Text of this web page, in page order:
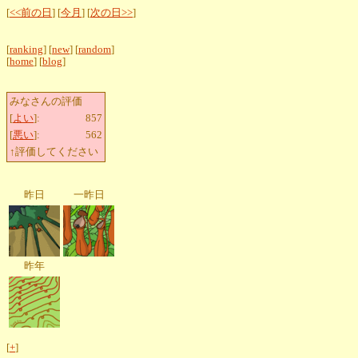
[<<前の日 ] [今月 ] [次の日>>]
[ranking] [new] [random]
[home] [blog]
みなさんの評価
[よい]:
857
[悪い]:
562
↑評価してください
昨日 一昨日
昨年
[+]